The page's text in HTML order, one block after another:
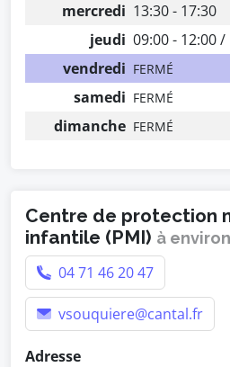
mercredi 13:30 - 17:30
jeudi 09:00 - 12:00
vendredi FERMÉ
samedi FERMÉ
dimanche FERMÉ
Centre de protection
infantile (PMI) à
04 71 46 20 47
vsouquiere@cantal.fr
Adresse